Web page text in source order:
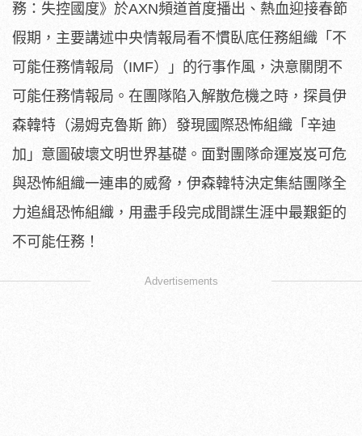
務：失控國度》於AXN頻道首度播出、熱血迎接春節
假期，主要講述中央情報局看不慣臥底任務組織「不
可能任務情報局（IMF）」的行事作風，決意關閉不
可能任務情報局。在團隊陷入解散危機之時，探員伊
森韓特（湯姆克魯斯 飾）發現國際恐怖組織「辛迪
加」意圖破壞文明世界基礎。面對團隊命運岌岌可危
與恐怖組織一連串的威脅，伊森韓特決定集結團隊全
力追緝恐怖組織，用盡手段完成間諜生涯中最艱鉅的
不可能任務！
Advertisements